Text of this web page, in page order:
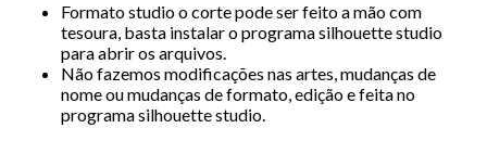
Formato studio o corte pode ser feito a mão com
tesoura, basta instalar o programa silhouette studio
para abrir os arquivos.
Não fazemos modificações nas artes, mudanças de
nome ou mudanças de formato, edição e feita no
programa silhouette studio.